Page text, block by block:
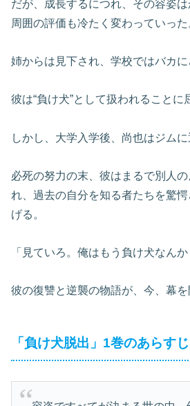
だが、成長するにつれ、その容姿は
周囲の評価も冷たく変わっていった
姉からは見下され、学校ではバカに
彼は“負け犬”として扱われることに
しかし、大学入学後、尚也はジムに
必死の努力の末、彼はまるで別人
れ、過去の自分を知る者たちを驚
げる。
「見ていろ。俺はもう負け犬なん
彼の復讐と逆襲の物語が、今、幕を
「負け犬脱出」1巻のあらす